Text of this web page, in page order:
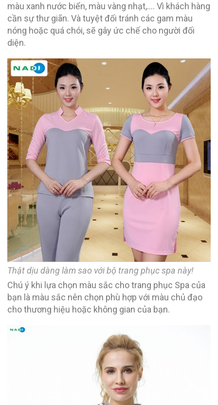
màu xanh nước biển, màu vàng nhạt,…. Vì khách hàng
cần sự thư giãn. Và tuyệt đối tránh các gam màu
nóng hoặc quá chói, sẽ gây ức chế cho người đối
diện.
Thật dịu dàng làm sao với bộ trang phục spa này!
Chú ý khi lựa chọn màu sắc cho trang phục Spa của
bạn là màu sắc nên chọn phù hợp với màu chủ đạo
cho thương hiệu hoặc không gian của bạn.